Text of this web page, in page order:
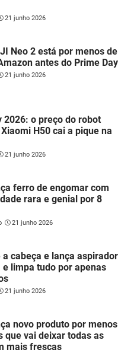
21 junho 2026
Neo 2 está por menos de
antes do Prime Day
21 junho 2026
2026: o preço do robot
H50 cai a pique na
21 junho 2026
ferro de engomar com
rara e genial por 8
21 junho 2026
a cabeça e lança aspirador
e limpa tudo por apenas
21 junho 2026
novo produto por menos
que vai deixar todas as
mais frescas